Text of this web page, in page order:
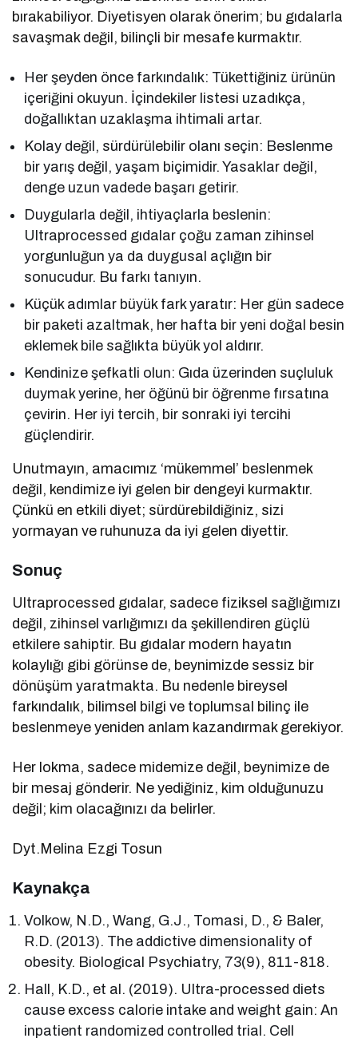
bırakabiliyor. Diyetisyen olarak önerim; bu gıdalarla
savaşmak değil, bilinçli bir mesafe kurmaktır.
Her şeyden önce farkındalık: Tükettiğiniz ürünün
içeriğini okuyun. İçindekiler listesi uzadıkça,
doğallıktan uzaklaşma ihtimali artar.
Kolay değil, sürdürülebilir olanı seçin: Beslenme
bir yarış değil, yaşam biçimidir. Yasaklar değil,
denge uzun vadede başarı getirir.
Duygularla değil, ihtiyaçlarla beslenin:
Ultraprocessed gıdalar çoğu zaman zihinsel
yorgunluğun ya da duygusal açlığın bir
sonucudur. Bu farkı tanıyın.
Küçük adımlar büyük fark yaratır: Her gün sadece
bir paketi azaltmak, her hafta bir yeni doğal besin
eklemek bile sağlıkta büyük yol aldırır.
Kendinize şefkatli olun: Gıda üzerinden suçluluk
duymak yerine, her öğünü bir öğrenme fırsatına
çevirin. Her iyi tercih, bir sonraki iyi tercihi
güçlendirir.
Unutmayın, amacımız ‘mükemmel’ beslenmek
değil, kendimize iyi gelen bir dengeyi kurmaktır.
Çünkü en etkili diyet; sürdürebildiğiniz, sizi
yormayan ve ruhunuza da iyi gelen diyettir.
Sonuç
Ultraprocessed gıdalar, sadece fiziksel sağlığımızı
değil, zihinsel varlığımızı da şekillendiren güçlü
etkilere sahiptir. Bu gıdalar modern hayatın
kolaylığı gibi görünse de, beynimizde sessiz bir
dönüşüm yaratmakta. Bu nedenle bireysel
farkındalık, bilimsel bilgi ve toplumsal bilinç ile
beslenmeye yeniden anlam kazandırmak gerekiyor.
Her lokma, sadece midemize değil, beynimize de
bir mesaj gönderir. Ne yediğiniz, kim olduğunuzu
değil; kim olacağınızı da belirler.
Dyt.Melina Ezgi Tosun
Kaynakça
Volkow, N.D., Wang, G.J., Tomasi, D., & Baler,
R.D. (2013). The addictive dimensionality of
obesity. Biological Psychiatry, 73(9), 811-818.
Hall, K.D., et al. (2019). Ultra-processed diets
cause excess calorie intake and weight gain: An
inpatient randomized controlled trial. Cell